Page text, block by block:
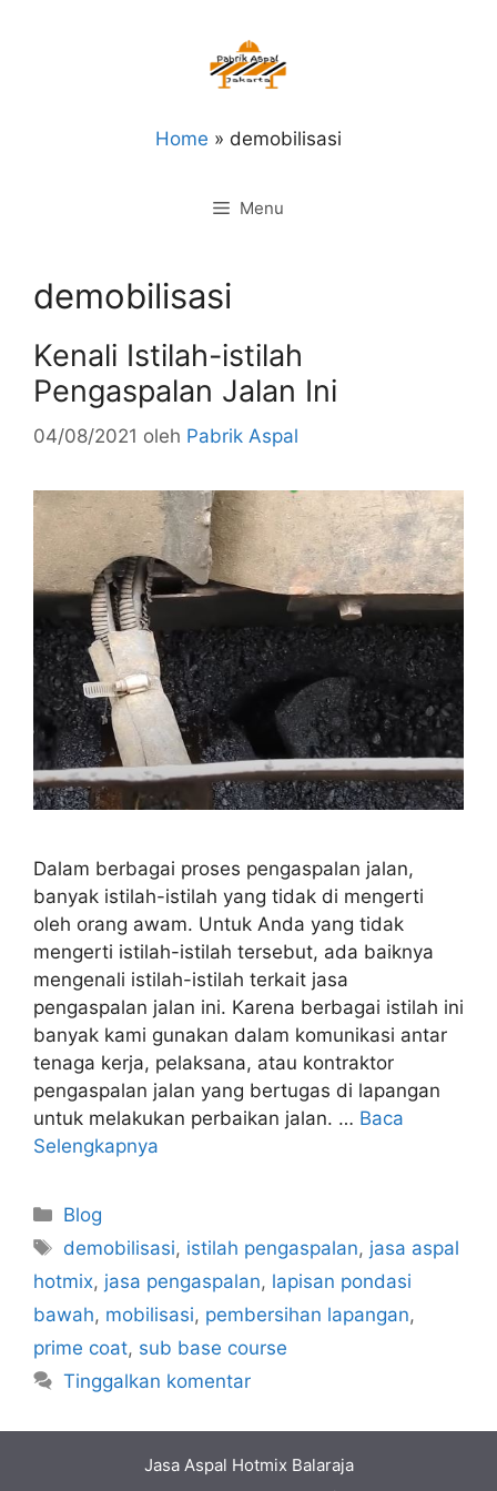
Home » demobilisasi
Menu
demobilisasi
Kenali Istilah-istilah
Pengaspalan Jalan Ini
04/08/2021 oleh Pabrik Aspal
Dalam berbagai proses pengaspalan jalan,
banyak istilah-istilah yang tidak di mengerti
oleh orang awam. Untuk Anda yang tidak
mengerti istilah-istilah tersebut, ada baiknya
mengenali istilah-istilah terkait jasa
pengaspalan jalan ini. Karena berbagai istilah ini
banyak kami gunakan dalam komunikasi antar
tenaga kerja, pelaksana, atau kontraktor
pengaspalan jalan yang bertugas di lapangan
untuk melakukan perbaikan jalan. … Baca
Selengkapnya
Kategori
Blog
Tag
demobilisasi, istilah pengaspalan, jasa aspal
hotmix, jasa pengaspalan, lapisan pondasi
bawah, mobilisasi, pembersihan lapangan,
prime coat, sub base course
Tinggalkan komentar
Jasa Aspal Hotmix Balaraja